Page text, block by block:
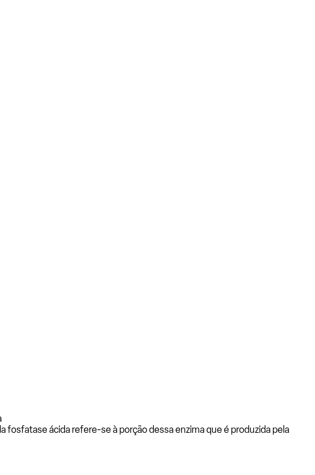
ácida refere-se à porção dessa enzima que é produzida pela